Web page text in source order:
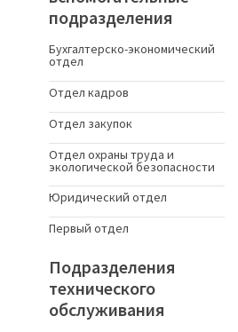
подразделения
Бухгалтерско-экономический
отдел
Отдел кадров
Отдел закупок
Отдел охраны труда и
экологической безопасности
Юридический отдел
Первый отдел
Подразделения
технического
обслуживания